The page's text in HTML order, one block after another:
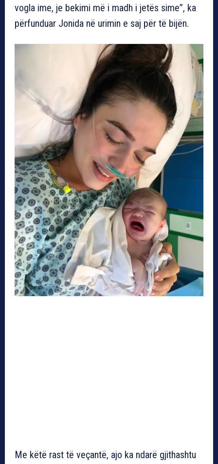
vogla ime, je bekimi më i madh i jetës sime”, ka
përfunduar Jonida në urimin e saj për të bijën.
Me këtë rast të veçantë, ajo ka ndarë gjithashtu